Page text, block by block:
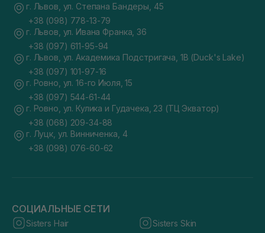
г. Львов, ул. Степана Бандеры, 45
+38 (098) 778-13-79
г. Львов, ул. Ивана Франка, 36
+38 (097) 611-95-94
г. Львов, ул. Академика Подстригача, 1В (Duck's Lake)
+38 (097) 101-97-16
г. Ровно, ул. 16-го Июля, 15
+38 (097) 544-61-44
г. Ровно, ул. Кулика и Гудачека, 23 (ТЦ Экватор)
+38 (068) 209-34-88
г. Луцк, ул. Винниченка, 4
+38 (098) 076-60-62
СОЦИАЛЬНЫЕ СЕТИ
Sisters Hair Sisters Skin